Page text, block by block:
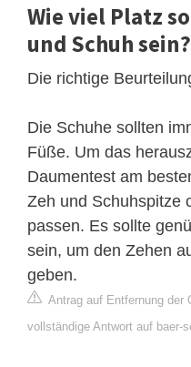
Wie viel Platz
und Schuh sein?
Die richtige
Die Schuhe sollten
Füße. Um das
Daumentest am
Zeh und Schuhspitze
passen. Es sollte
sein, um den Zehen
geben.
Antrag auf Entfernung der
vollständige Antwort auf baer-